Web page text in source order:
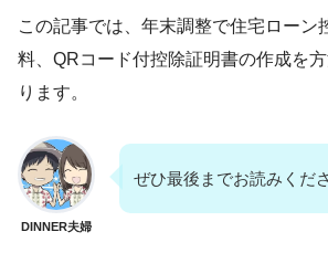
この記事では、年末調整で住宅ローン
料、QRコード付控除証明書の作成を
ります。
DINNER夫婦
ぜひ最後までお読みくだ